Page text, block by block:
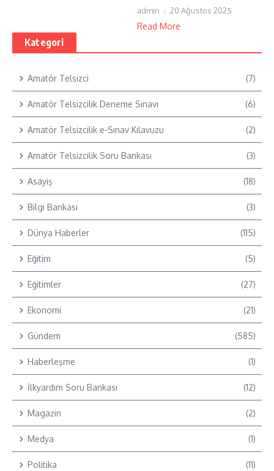
admin 20 Ağustos 2025
Read More
Kategori
Amatör Telsizci (7)
Amatör Telsizcilik Deneme Sınavı (6)
Amatör Telsizcilik e-Sınav Kılavuzu (2)
Amatör Telsizcilik Soru Bankası (3)
Asayiş (18)
Bilgi Bankası (3)
Dünya Haberler (115)
Eğitim (5)
Eğitimler (27)
Ekonomi (21)
Gündem (585)
Haberleşme (1)
İlkyardım Soru Bankası (12)
Magazin (2)
Medya (1)
Politika (11)